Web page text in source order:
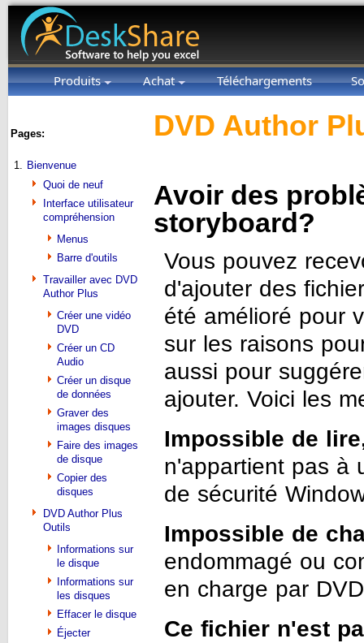
Produits Achat Téléchargements
Pages:
1. Bienvenue
Quoi de neuf
Interface utilisateur
compréhension
Menus
Barre d'outils
Travailler avec DVD
Author Plus
Créer une vidéo
DVD
Créer un CD
Audio
Créer un disque
de données
Graver des
images disques
Faire des images
de disque
Copier des
disques
DVD Author Plus
Outils
Informations sur
le disque
Informations sur
les disques
Effacer le disque
Éjecter
DVD Author
Avoir des
storyboard?
Vous pouvez
d'ajouter des
été amélioré pour
sur les raisons
aussi pour
ajouter. Voici les
Impossible de
n'appartient pas à
de sécurité
Impossible de
endommagé ou
en charge par
Ce fichier n'est